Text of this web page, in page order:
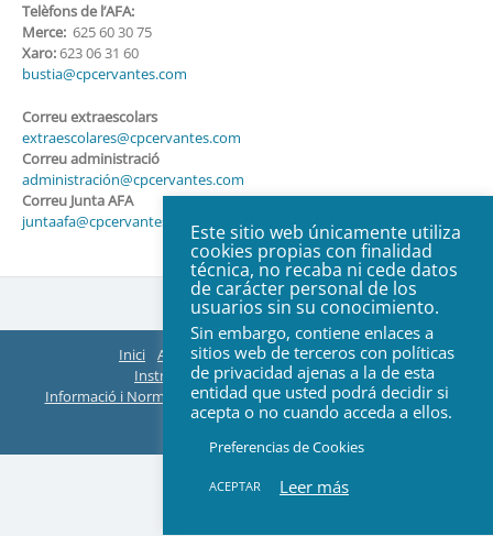
Telèfons de l’AFA:
Merce:625 60 30 75
Xaro:623 06 31 60
bustia@cpcervantes.com
Correu extraescolars
extraescolares@cpcervantes.com
Correu administració
administración@cpcervantes.com
Correu Junta AFA
juntaafa@cpcervantes.com
Inici AFA Organització
ACTES Juntes
Instruccions EasyManager i Teams
Informació i Normes de Extraescolars
Web Col·legi
Contacte
© 2026 All rights reserved
Este sitio web únicamente utiliza
cookies propias con finalidad
técnica, no recaba ni cede datos
de carácter personal de los
usuarios sin su conocimiento.
Sin embargo, contiene enlaces a
sitios web de terceros con políticas
de privacidad ajenas a la de esta
entidad que usted podrá decidir si
acepta o no cuando acceda a ellos.
Preferencias de Cookies
ACEPTAR Leer más